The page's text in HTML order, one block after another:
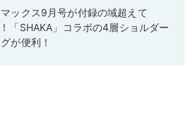
ックス9月号が付録の域超えて
「SHAKA」コラボの4層ショルダー
が便利！